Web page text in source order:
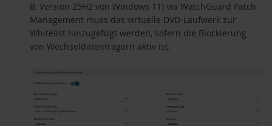
B. Version 25H2 von Windows 11) via WatchGuard Patch
Management muss das virtuelle DVD-Laufwerk zur
Whitelist hinzugefügt werden, sofern die Blockierung
von Wechseldatenträgern aktiv ist: